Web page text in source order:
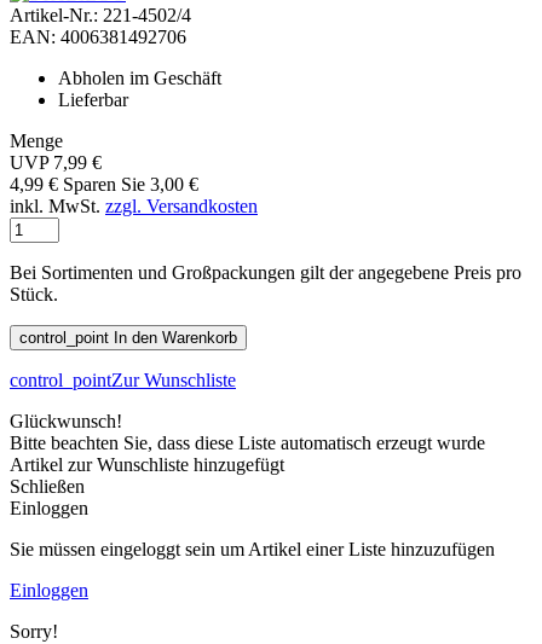
Artikel-Nr.: 221-4502/4
EAN: 4006381492706
Abholen im Geschäft
Lieferbar
Menge
UVP 7,99 €
4,99 € Sparen Sie 3,00 €
inkl. MwSt. zzgl. Versandkosten
Bei Sortimenten und Großpackungen gilt der angegebene Preis pro
Stück.
control_point In den Warenkorb
control_pointZur Wunschliste
Glückwunsch!
Bitte beachten Sie, dass diese Liste automatisch erzeugt wurde
Artikel zur Wunschliste hinzugefügt
Schließen
Einloggen
Sie müssen eingeloggt sein um Artikel einer Liste hinzuzufügen
Einloggen
Sorry!